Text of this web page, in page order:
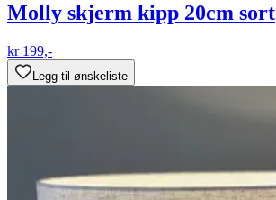
Molly skjerm kipp 20cm sort
kr 199,-
Legg til ønskeliste